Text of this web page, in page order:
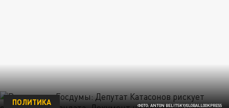
ФОТО: ANTON BELITSKY/GLOBALLOOKPRESS
ПОЛИТИКА